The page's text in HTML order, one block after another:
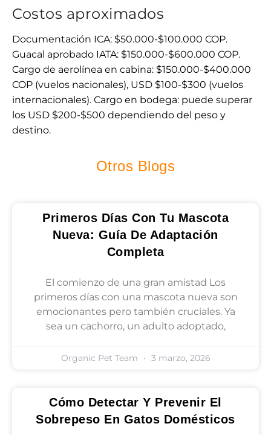
Costos aproximados
Documentación ICA: $50.000-$100.000 COP.
Guacal aprobado IATA: $150.000-$600.000 COP.
Cargo de aerolínea en cabina: $150.000-$400.000
COP (vuelos nacionales), USD $100-$300 (vuelos
internacionales). Cargo en bodega: puede superar
los USD $200-$500 dependiendo del peso y
destino.
Otros Blogs
Primeros Días Con Tu Mascota
Nueva: Guía De Adaptación
Completa
El comienzo de una gran amistad Los
primeros días con una mascota nueva son
emocionantes pero también cruciales. Ya
sea un cachorro, un adulto adoptado,
Organic Pet Team 3 marzo, 2026
Cómo Detectar Y Prevenir El
Sobrepeso En Gatos Domésticos